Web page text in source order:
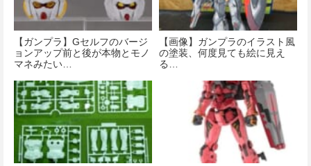
【ガンプラ】Gセルフのバージ
ョンアップ前と後が本物とモノ
マネみたい…
【画像】ガンプラのイラスト風
の塗装、何度見ても絵に見え
る…